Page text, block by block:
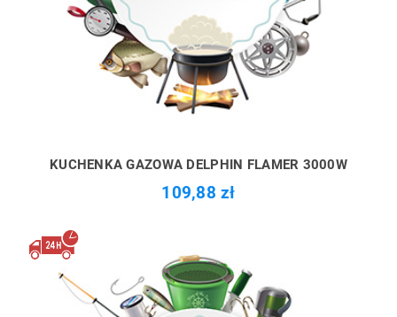
KUCHENKA GAZOWA DELPHIN FLAMER 3000W
109,88 zł